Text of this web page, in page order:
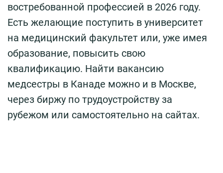
востребованной профессией в 2026 году.
Есть желающие поступить в университет
на медицинский факультет или, уже имея
образование, повысить свою
квалификацию. Найти вакансию
медсестры в Канаде можно и в Москве,
через биржу по трудоустройству за
рубежом или самостоятельно на сайтах.